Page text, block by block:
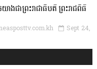
ាងជាព្រះរាជាធិបតី ព្រះរាជពិធី
Sept 24,